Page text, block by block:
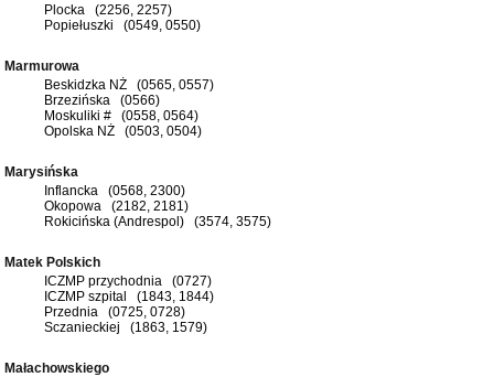
Plocka (2256, 2257)
Popiełuszki (0549, 0550)
Marmurowa
Beskidzka NŻ (0565, 0557)
Brzezińska (0566)
Moskuliki # (0558, 0564)
Opolska NŻ (0503, 0504)
Marysińska
Inflancka (0568, 2300)
Okopowa (2182, 2181)
Rokicińska (Andrespol) (3574, 3575)
Matek Polskich
ICZMP przychodnia (0727)
ICZMP szpital (1843, 1844)
Przednia (0725, 0728)
Sczanieckiej (1863, 1579)
Małachowskiego